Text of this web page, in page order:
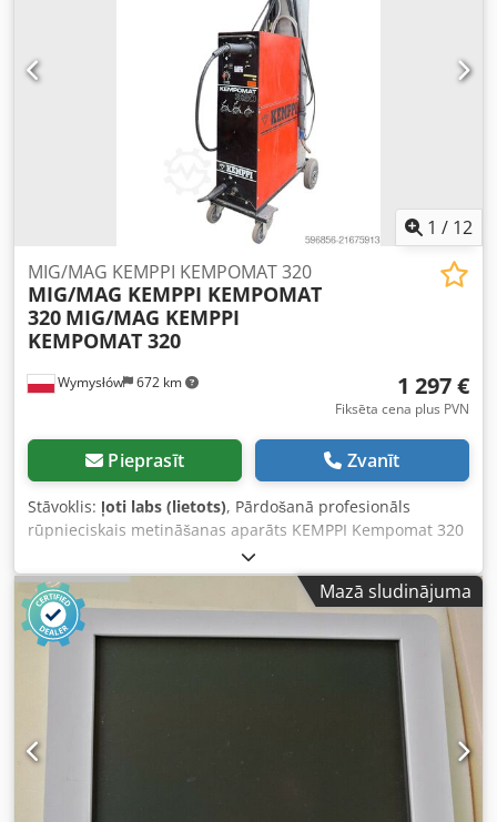
(garums/platums/augstums): 1500/600/1050 mm - Svars:
315 kg * Čuguna darba virsmas ar slīpētu pārklājumu, *
Precīzi regulējami garenvirziena ēvelēšanas galdi, * Stabils
alumīnija vadotne (culaga), regulējama slīpumā no 90° līdz
45°, * Frēzes galvas aizsargs, * Biezplānotāja galds ar
centrālo vadošo kolonu un atbalsta mehānismu, * Ierīces
ieslēgšana un izslēgšana bez tās apstādināšanas, *
Suplīnas darbība ar kreiso rotāciju. Neto cena: 14500 PLN
Crodpozh H N Eofx Ac Djf Neto cena: 3440 EUR Neto cena
aprēķināta pēc kursa 4,2 PLN/EUR (Lielu valūtas kursa
svārstību gadījumā cena var mainīties)
1 / 12
Wymysłów 672 km
MIG/MAG KEMPPI KEMPOMAT 320
MIG/MAG KEMPPI KEMPOMAT
320 MIG/MAG KEMPPI
KEMPOMAT 320
1 297 €
Fiksēta cena plus PVN
Pieprasīt Zvanīt
Stāvoklis: ļoti labs (lietots), Pārdošanā profesionāls
rūpnieciskais metināšanas aparāts KEMPPI Kempomat 320
– robusta un uzticama iekārta MIG/MAG metināšanas
darbiem. Iekārta no slavenā Somijas ražotāja KEMPPI, kas
pazīstama ar augstu kvalitāti un izturību. 📋 Tehniskie dati:
Modelis: KEMPOMAT 320 Metināšanas strāva: līdz 320 A
Barošana: 3 fāzes (380V) Sprieguma diapazons: aptuveni
15,5V – 30V Darba cikls: Cedpoyzt Rlsfx Ac Dorf 320 A – 40%
265 A – 60% 205 A – 100% Aizsardzības pakāpe: IP23
Izolācijas klase: H Dzesēšana: ventilators 📦 Komplektā:
Kemppi Kempomat 320 metināšanas aparāts Iebūvēta
stieples padeves ierīce MIG/MAG metināšanas rokturis
Mases kabelis Gāzes balons ar reduktoru Šļūtene + vadi
Transportēšanas rati 🛠 Tehniskais stāvoklis: Lietota iekārta
Mazā sludinājuma